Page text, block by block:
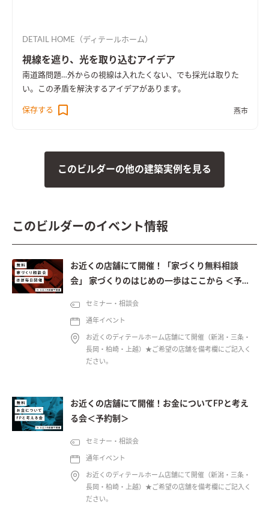
DETAIL HOME（ディテールホーム）
視線を遮り、光を取り込むアイデア
南道路問題…外からの視線は入れたくない、でも採光は取りた
い。この矛盾を解決するアイデアがあります。
保存する 燕市
このビルダーの他の建築実例を見る
このビルダーのイベント情報
お近くの店舗にて開催！「家づくり無料相談
会」 家づくりのはじめの一歩はここから ＜予約
セミナー・相談会
通年イベント
お近くのディテールホーム店舗にて開催（新潟・三条・
長岡・柏崎・上越）★ご希望の店舗を備考欄にご記入く
ださい。
お近くの店舗にて開催！お金についてFPと考え
る会＜予約制＞
セミナー・相談会
通年イベント
お近くのディテールホーム店舗にて開催（新潟・三条・
長岡・柏崎・上越）★ご希望の店舗を備考欄にご記入く
ださい。